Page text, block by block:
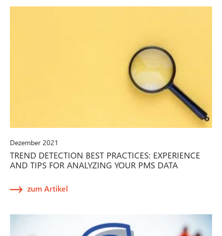
Dezember 2021
TREND DETECTION BEST PRACTICES: EXPERIENCE
AND TIPS FOR ANALYZING YOUR PMS DATA
zum Artikel